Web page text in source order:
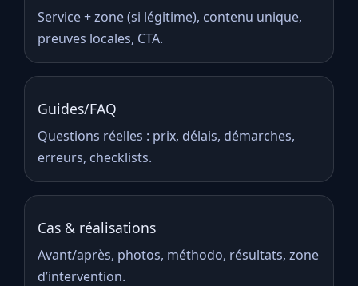
Service + zone (si légitime), contenu unique,
preuves locales, CTA.
Guides/FAQ
Questions réelles : prix, délais, démarches,
erreurs, checklists.
Cas & réalisations
Avant/après, photos, méthodo, résultats, zone
d’intervention.